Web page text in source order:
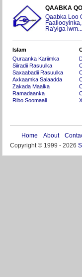
QAABKA
Qaabka Loo
Ra'yiga iwm...
Islam
Quraanka Kariimka
Siiradii Rasuulka
Saxaabadii Rasuulka
Axkaamka Salaadda
Zakada Maalka
Ramadaanka
Ribo Soomaali
Home About
Copyright © 1999 - 2026